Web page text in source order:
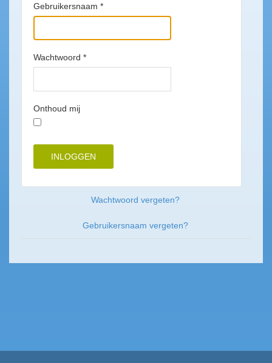
Gebruikersnaam *
Wachtwoord *
Onthoud mij
INLOGGEN
Wachtwoord vergeten?
Gebruikersnaam vergeten?